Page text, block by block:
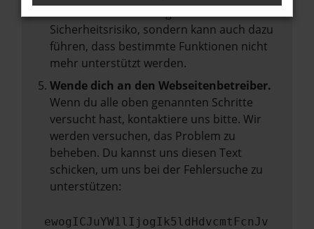
Veraltete Software birgt nicht nur ein
Sicherheitsrisiko, sondern kann auch dazu
führen, dass bestimmte Funktionen nicht
mehr unterstützt werden.
Wende dich an den Webseitenbetreiber.
Wenn du alle oben genannten Schritte
versucht hast, kontaktiere uns bitte. Wir
werden versuchen, das Problem zu
beheben. Du kannst uns diesen Text
schicken, um uns bei der Fehlersuche zu
unterstützen:
ewogICJuYW1lIjogIk5ldHdvcmtFcnJv